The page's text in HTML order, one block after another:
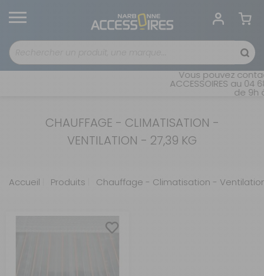
Vous pouvez
ACCESSOIRES au
de 9h
CHAUFFAGE - CLIMATISATION -
VENTILATION - 27,39 KG
Accueil Produits Chauffage - Climatisation -